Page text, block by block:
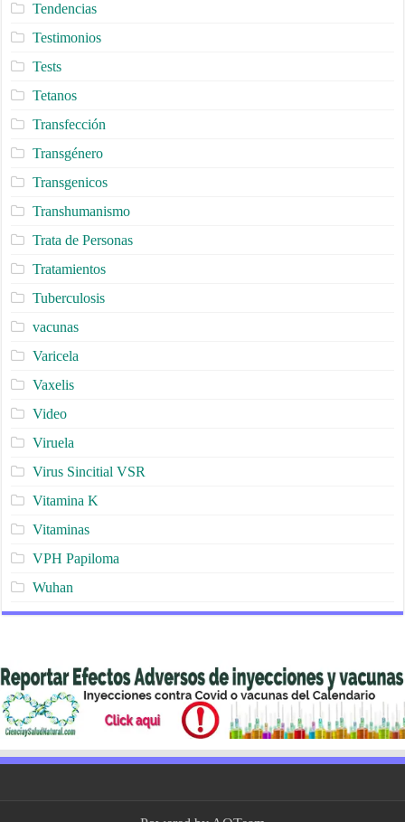
Tendencias
Testimonios
Tests
Tetanos
Transfección
Transgénero
Transgenicos
Transhumanismo
Trata de Personas
Tratamientos
Tuberculosis
vacunas
Varicela
Vaxelis
Video
Viruela
Virus Sincitial VSR
Vitamina K
Vitaminas
VPH Papiloma
Wuhan